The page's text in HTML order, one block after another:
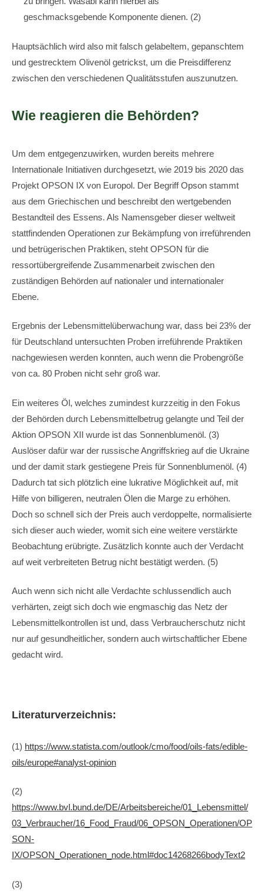
geschmacksgebende Komponente dienen. (2)
Hauptsächlich wird also mit falsch gelabeltem, gepanschtem
und gestrecktem Olivenöl getrickst, um die Preisdifferenz
zwischen den verschiedenen Qualitätsstufen auszunutzen.
Wie reagieren die Behörden?
Um dem entgegenzuwirken, wurden bereits mehrere
Internationale Initiativen durchgesetzt, wie 2019 bis 2020 das
Projekt OPSON IX von Europol. Der Begriff Opson stammt
aus dem Griechischen und beschreibt den wertgebenden
Bestandteil des Essens. Als Namensgeber dieser weltweit
stattfindenden Operationen zur Bekämpfung von irreführenden
und betrügerischen Praktiken, steht OPSON für die
ressortübergreifende Zusammenarbeit zwischen den
zuständigen Behörden auf nationaler und internationaler
Ebene.
Ergebnis der Lebensmittelüberwachung war, dass bei 23% der
für Deutschland untersuchten Proben irreführende Praktiken
nachgewiesen werden konnten, auch wenn die Probengröße
von ca. 80 Proben nicht sehr groß war.
Ein weiteres Öl, welches zumindest kurzzeitig in den Fokus
der Behörden durch Lebensmittelbetrug gelangte und Teil der
Aktion OPSON XII wurde ist das Sonnenblumenöl. (3)
Auslöser dafür war der russische Angriffskrieg auf die Ukraine
und der damit stark gestiegene Preis für Sonnenblumenöl. (4)
Dadurch tat sich plötzlich eine lukrative Möglichkeit auf, mit
Hilfe von billigeren, neutralen Ölen die Marge zu erhöhen.
Doch so schnell sich der Preis auch verdoppelte, normalisierte
sich dieser auch wieder, womit sich eine weitere verstärkte
Beobachtung erübrigte. Zusätzlich konnte auch der Verdacht
auf weit verbreiteten Betrug nicht bestätigt werden. (5)
Auch wenn sich nicht alle Verdachte schlussendlich auch
verhärten, zeigt sich doch wie engmaschig das Netz der
Lebensmittelkontrollen ist und, dass Verbraucherschutz nicht
nur auf gesundheitlicher, sondern auch wirtschaftlicher Ebene
gedacht wird.
Literaturverzeichnis:
(1) https://www.statista.com/outlook/cmo/food/oils-fats/edible-
oils/europe#analyst-opinion
(2)
https://www.bvl.bund.de/DE/Arbeitsbereiche/01_Lebensmittel/
03_Verbraucher/16_Food_Fraud/06_OPSON_Operationen/OP
SON-
IX/OPSON_Operationen_node.html#doc14268266bodyText2
(3)